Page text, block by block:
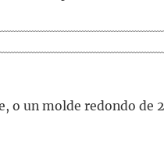
o un molde redondo de